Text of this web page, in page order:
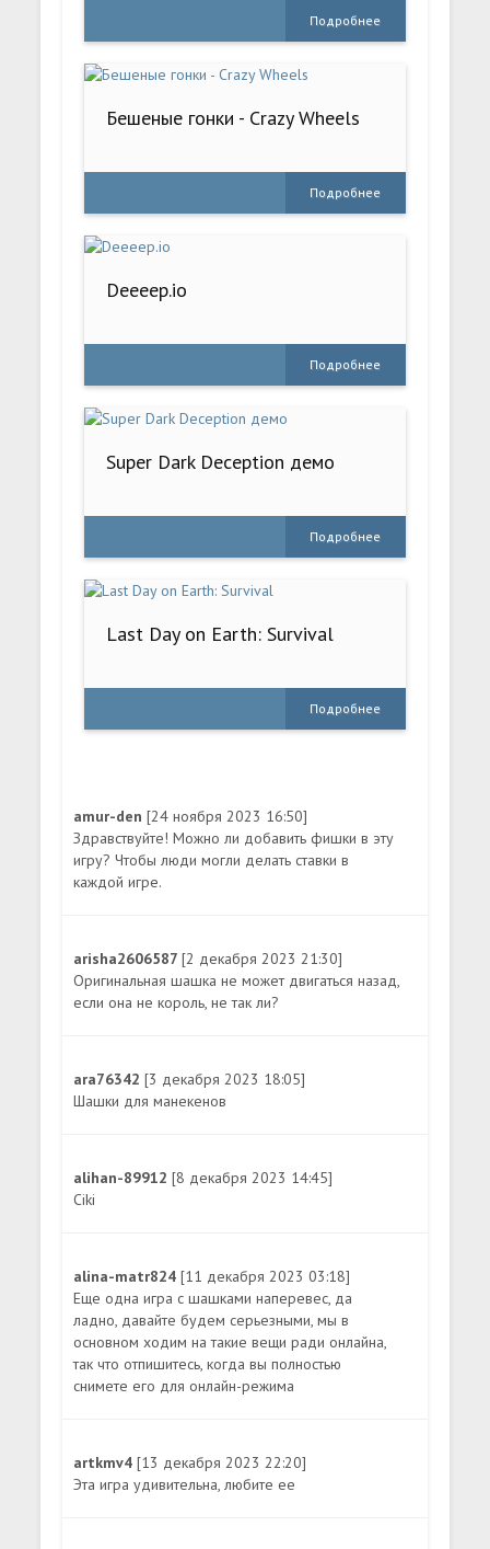
Подробнее
Бешеные гонки - Crazy Wheels
Подробнее
Deeeep.io
Подробнее
Super Dark Deception демо
Подробнее
Last Day on Earth: Survival
Подробнее
amur-den[24 ноября 2023 16:50]
Здравствуйте! Можно ли добавить фишки в эту
игру? Чтобы люди могли делать ставки в
каждой игре.
arisha2606587[2 декабря 2023 21:30]
Оригинальная шашка не может двигаться назад,
если она не король, не так ли?
ara76342[3 декабря 2023 18:05]
Шашки для манекенов
alihan-89912[8 декабря 2023 14:45]
Ciki
alina-matr824[11 декабря 2023 03:18]
Еще одна игра с шашками наперевес, да
ладно, давайте будем серьезными, мы в
основном ходим на такие вещи ради онлайна,
так что отпишитесь, когда вы полностью
снимете его для онлайн-режима
artkmv4[13 декабря 2023 22:20]
Эта игра удивительна, любите ее